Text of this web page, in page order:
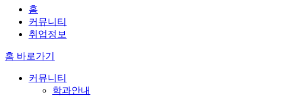
홈
커뮤니티
취업정보
홈 바로가기
커뮤니티
학과안내